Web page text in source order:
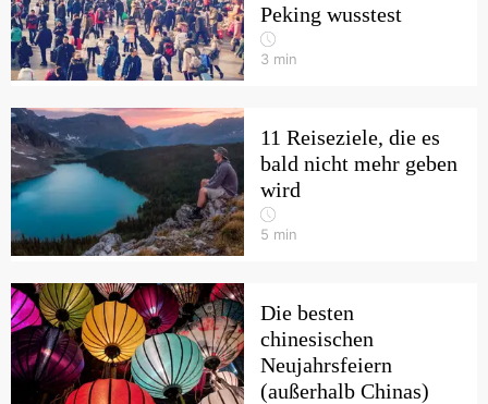
Peking wusstest
3 min
11 Reiseziele, die es
bald nicht mehr geben
wird
5 min
Die besten
chinesischen
Neujahrsfeiern
(außerhalb Chinas)